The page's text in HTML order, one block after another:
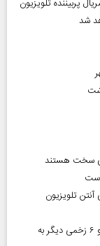
شد
سخت هستند
آمار شهدای غزه به ۷۳ هزار و ۳۸۴ نفر رسید؛ ۲ شهید و ۶ زخمی دیگر به